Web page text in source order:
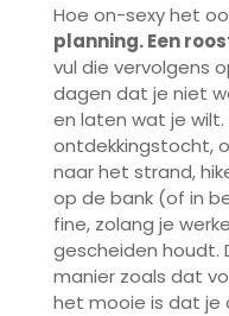
Hoe on-sexy het
planning. Een
vul die vervolgens
dagen dat je niet
en laten wat je wilt.
ontdekkingstocht,
naar het strand,
op de bank (of in
fine, zolang je
gescheiden houdt.
manier zoals dat
het mooie is dat je